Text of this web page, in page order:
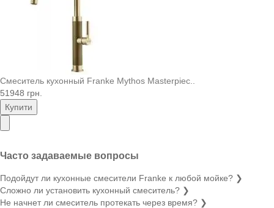
Смеситель кухонный Franke Mythos Masterpiec..
51948 грн.
Купити
Часто задаваемые вопросы
Подойдут ли кухонные смесители Franke к любой мойке? ❯
Сложно ли установить кухонный смеситель? ❯
Не начнет ли смеситель протекать через время? ❯